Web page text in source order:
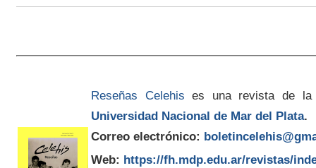
Reseñas Celehis es una revista de la
Universidad Nacional de Mar del Plata.
Correo electrónico:
Web: https://fh.mdp.edu.ar/revistas/